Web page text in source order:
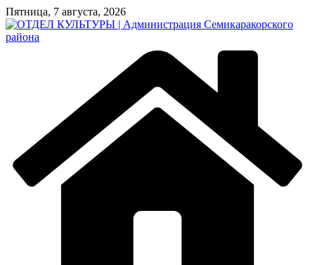
Перейти
к
содержимому
Пятница, 7 августа, 2026